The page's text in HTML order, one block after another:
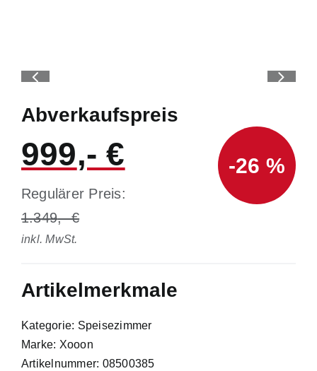
Abverkaufspreis
999
Regulärer Preis:
1.349
inkl. MwSt.
-26 %
Artikelmerkmale
Kategorie: Speisezimmer
Marke: Xooon
Artikelnummer: 08500385